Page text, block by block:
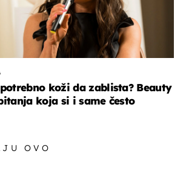
koži da zablista? Beauty
koja si i same često
OVO